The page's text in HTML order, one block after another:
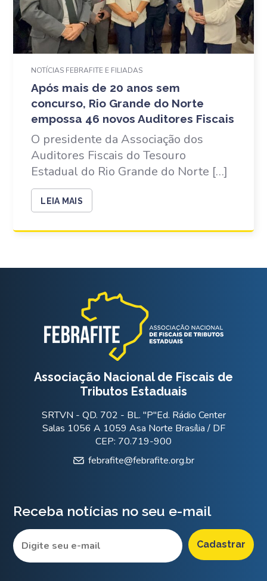
NOTÍCIAS FEBRAFITE E FILIADAS
Após mais de 20 anos sem
concurso, Rio Grande do Norte
empossa 46 novos Auditores Fiscais
O presidente da Associação dos
Auditores Fiscais do Tesouro
Estadual do Rio Grande do Norte […]
LEIA MAIS
Associação Nacional de Fiscais de
Tributos Estaduais
SRTVN - QD. 702 - BL. "P"Ed. Rádio Center
Salas 1056 A 1059 Asa Norte Brasília / DF
CEP: 70.719-900
febrafite@febrafite.org.br
Receba notícias no seu e-mail